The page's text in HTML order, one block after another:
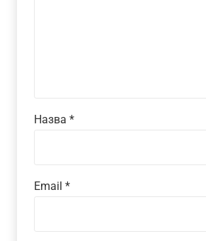
Назва *
Email *